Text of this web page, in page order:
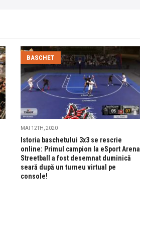
BASCHET
MAI 12TH, 2020
Istoria baschetului 3x3 se rescrie
online: Primul campion la eSport Arena
Streetball a fost desemnat duminică
seară după un turneu virtual pe
console!